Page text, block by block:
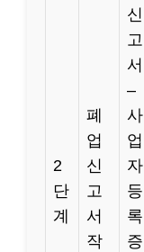
2
단
계
폐
업
신
고
서
작
신
고
서
–
사
업
자
등
록
증